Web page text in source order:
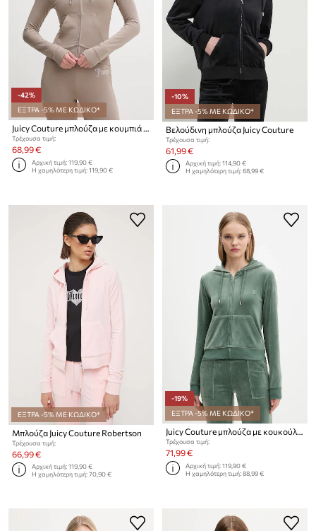
-42%
ΕΞΤΡΑ -5% ΜΕ ΚΩΔΙΚΟ*
Juicy Couture μπλούζα με κουμπιά γυναικεία με βαμβάκι OOLA HOODIE
Τρέχουσα τιμή:
68,99 €
Αρχική τιμή:119,90 €
Η χαμηλότερη τιμή:119,90 €
-10%
ΕΞΤΡΑ -5% ΜΕ ΚΩΔΙΚΟ*
Βελούδινη μπλούζα Juicy Couture
Τρέχουσα τιμή:
61,99 €
Αρχική τιμή:114,90 €
Η χαμηλότερη τιμή:68,99 €
ΕΞΤΡΑ -5% ΜΕ ΚΩΔΙΚΟ*
Μπλούζα Juicy Couture Robertson
Τρέχουσα τιμή:
66,99 €
Αρχική τιμή:119,90 €
Η χαμηλότερη τιμή:70,90 €
-19%
ΕΞΤΡΑ -5% ΜΕ ΚΩΔΙΚΟ*
Juicy Couture μπλούζα με κουκούλα και κουμπιά Γυναικεία βαμβακερή ROBERTSON CLASS
Τρέχουσα τιμή:
71,99 €
Αρχική τιμή:119,90 €
Η χαμηλότερη τιμή:88,99 €